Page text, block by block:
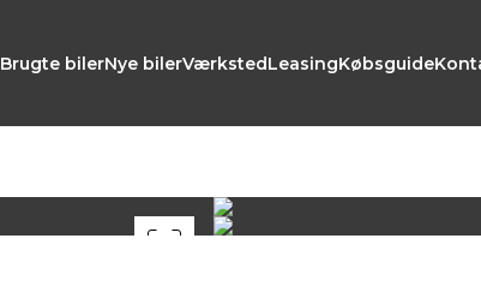
Brugte bilerNye bilerVærkstedLeasingKøbsguide